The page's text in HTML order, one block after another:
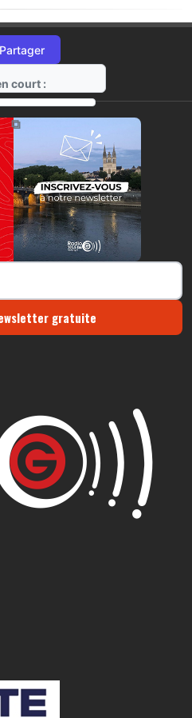
Partager
court :
https://radio-g.fr?13749
⧉
gratuite